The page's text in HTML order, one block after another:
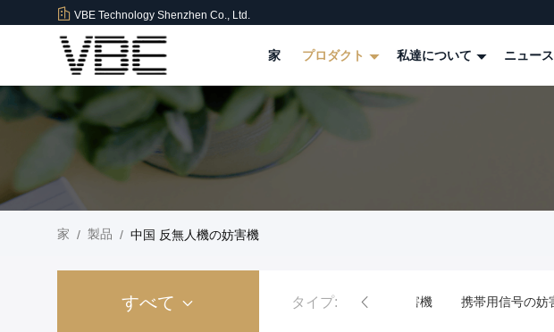
VBE Technology Shenzhen Co., Ltd.
家 プロダクト 私達について ニュース
家 / 製品 / 中国 反無人機の妨害機
すべて タイプ:
刑務所の独房の電話妨害機 高い発電信号の妨害機 携帯用信号の妨害機